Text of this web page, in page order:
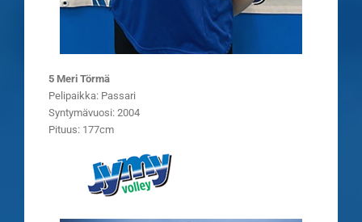
5 Meri Törmä
Pelipaikka: Passari
Syntymävuosi: 2004
Pituus: 177cm